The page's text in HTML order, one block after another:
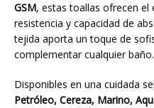
$8.990.$5.394.
GSM, estas toallas ofrecen el
resistencia y capacidad de
tejida aporta un toque de
complementar cualquier baño.
Disponibles en una cuidada
Petróleo, Cereza, Marino,